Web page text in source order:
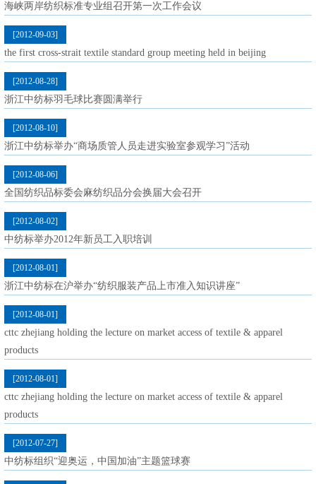
海峡两岸纺织标准专业组召开第一次工作会议
[2012-09-03]
the first cross-strait textile standard group meeting held in beijing
[2012-08-28]
浙江中纺标羽毛球比赛圆满举行
[2012-08-10]
浙江中纺标举办“商场质管人员走进实验室参观学习”活动
[2012-08-06]
全国纺织品标委会麻纺织品分会换届大会召开
[2012-08-02]
中纺标举办2012年新员工入职培训
[2012-08-01]
浙江中纺标在沪举办“纺织服装产品上市准入知识讲座”
[2012-08-01]
cttc zhejiang holding the lecture on market access of textile & apparel
products
[2012-08-01]
cttc zhejiang holding the lecture on market access of textile & apparel
products
[2012-07-27]
中纺标组织“迎奥运，中国加油”主题篮球赛